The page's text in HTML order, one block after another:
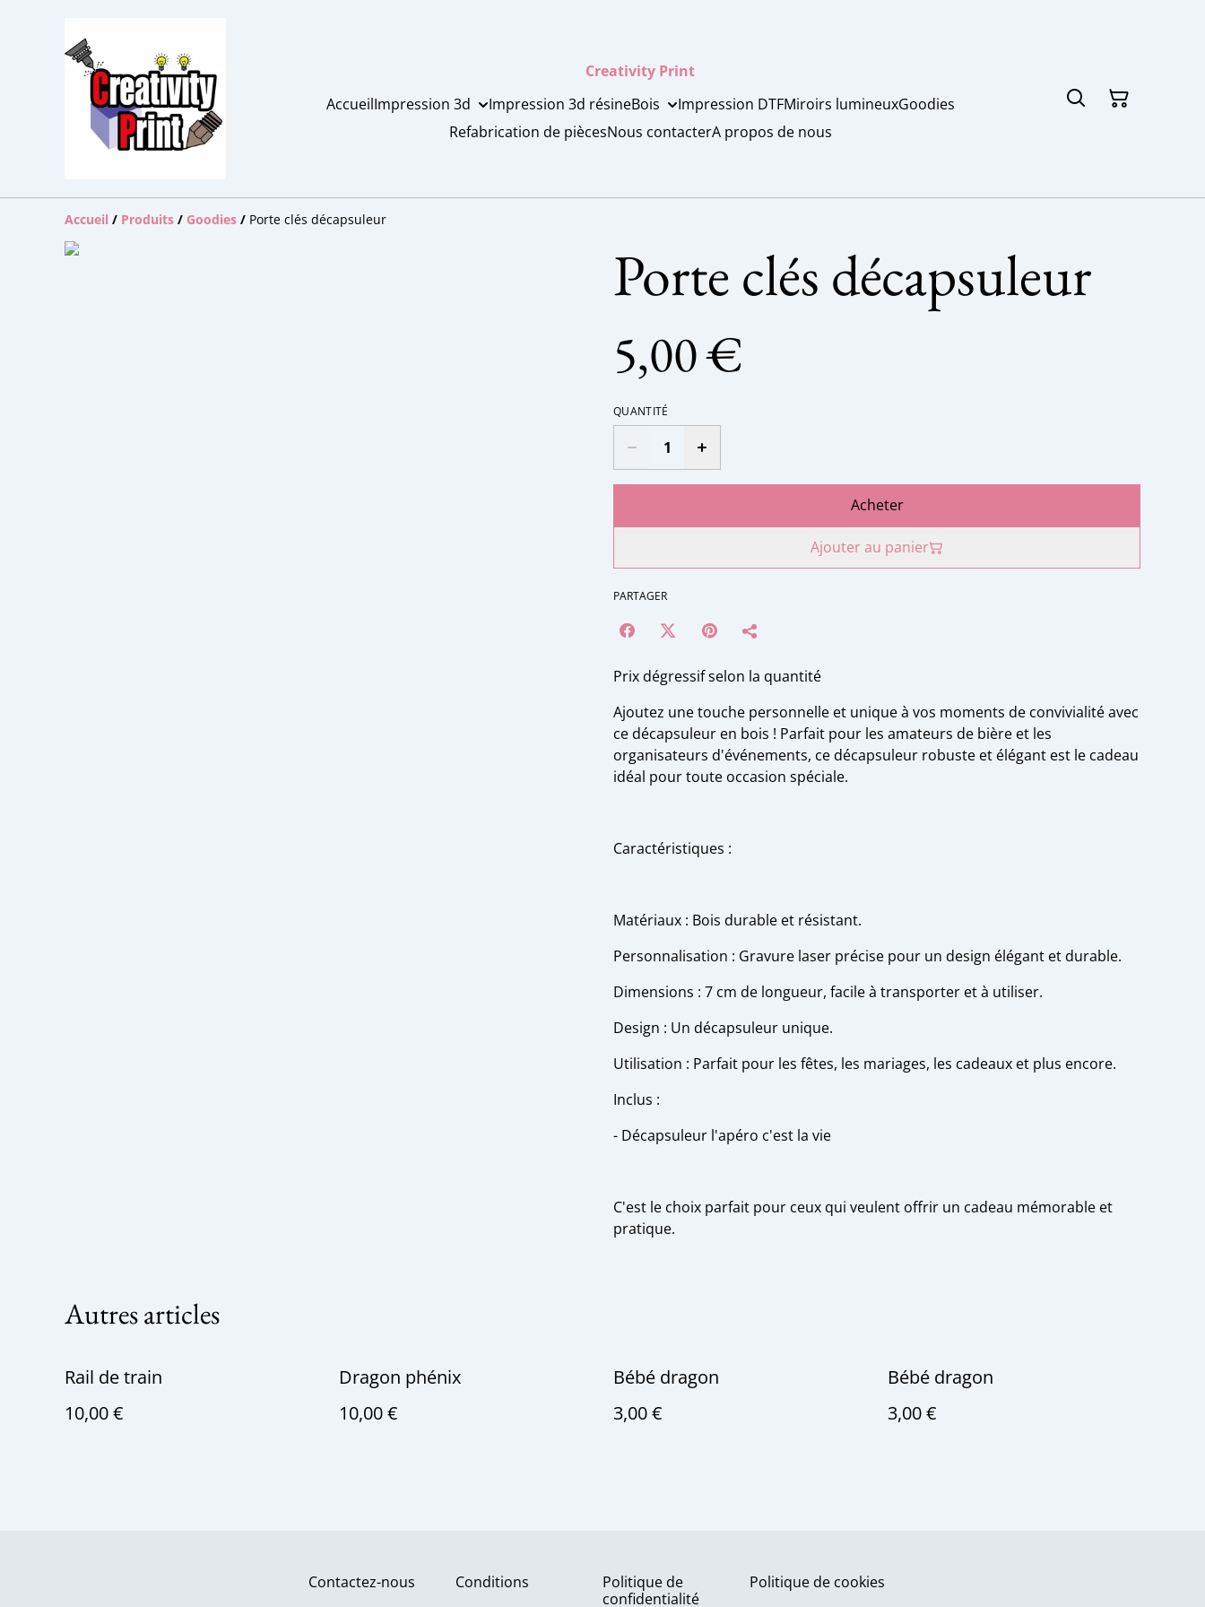
Creativity Print
AccueilImpression 3d Impression 3d résineBois Impression DTFMiroirs lumineuxGoodies
Refabrication de piècesNous contacterA propos de nous
Accueil / Produits / Goodies / Porte clés décapsuleur
Porte clés décapsuleur
5,00 €
QUANTITÉ
Acheter
Ajouter au panier
PARTAGER
Prix dégressif selon la quantité
Ajoutez une touche personnelle et unique à vos moments de convivialité avec
ce décapsuleur en bois ! Parfait pour les amateurs de bière et les
organisateurs d'événements, ce décapsuleur robuste et élégant est le cadeau
idéal pour toute occasion spéciale.
Caractéristiques :
Matériaux : Bois durable et résistant.
Personnalisation : Gravure laser précise pour un design élégant et durable.
Dimensions : 7 cm de longueur, facile à transporter et à utiliser.
Design : Un décapsuleur unique.
Utilisation : Parfait pour les fêtes, les mariages, les cadeaux et plus encore.
Inclus :
- Décapsuleur l'apéro c'est la vie
C'est le choix parfait pour ceux qui veulent offrir un cadeau mémorable et
pratique.
Autres articles
Rail de train
10,00 €
Dragon phénix
10,00 €
Bébé dragon
3,00 €
Bébé dragon
3,00 €
Contactez-nous Conditions
Politique de
confidentialité
Politique de cookies